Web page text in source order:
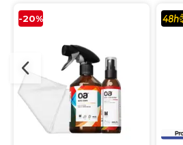
-20%